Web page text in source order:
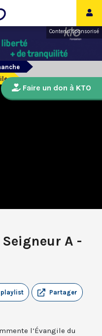
Contenu sponsorisé
A -
Partager
playlist
l’Évangile du
Faire un don à KTO